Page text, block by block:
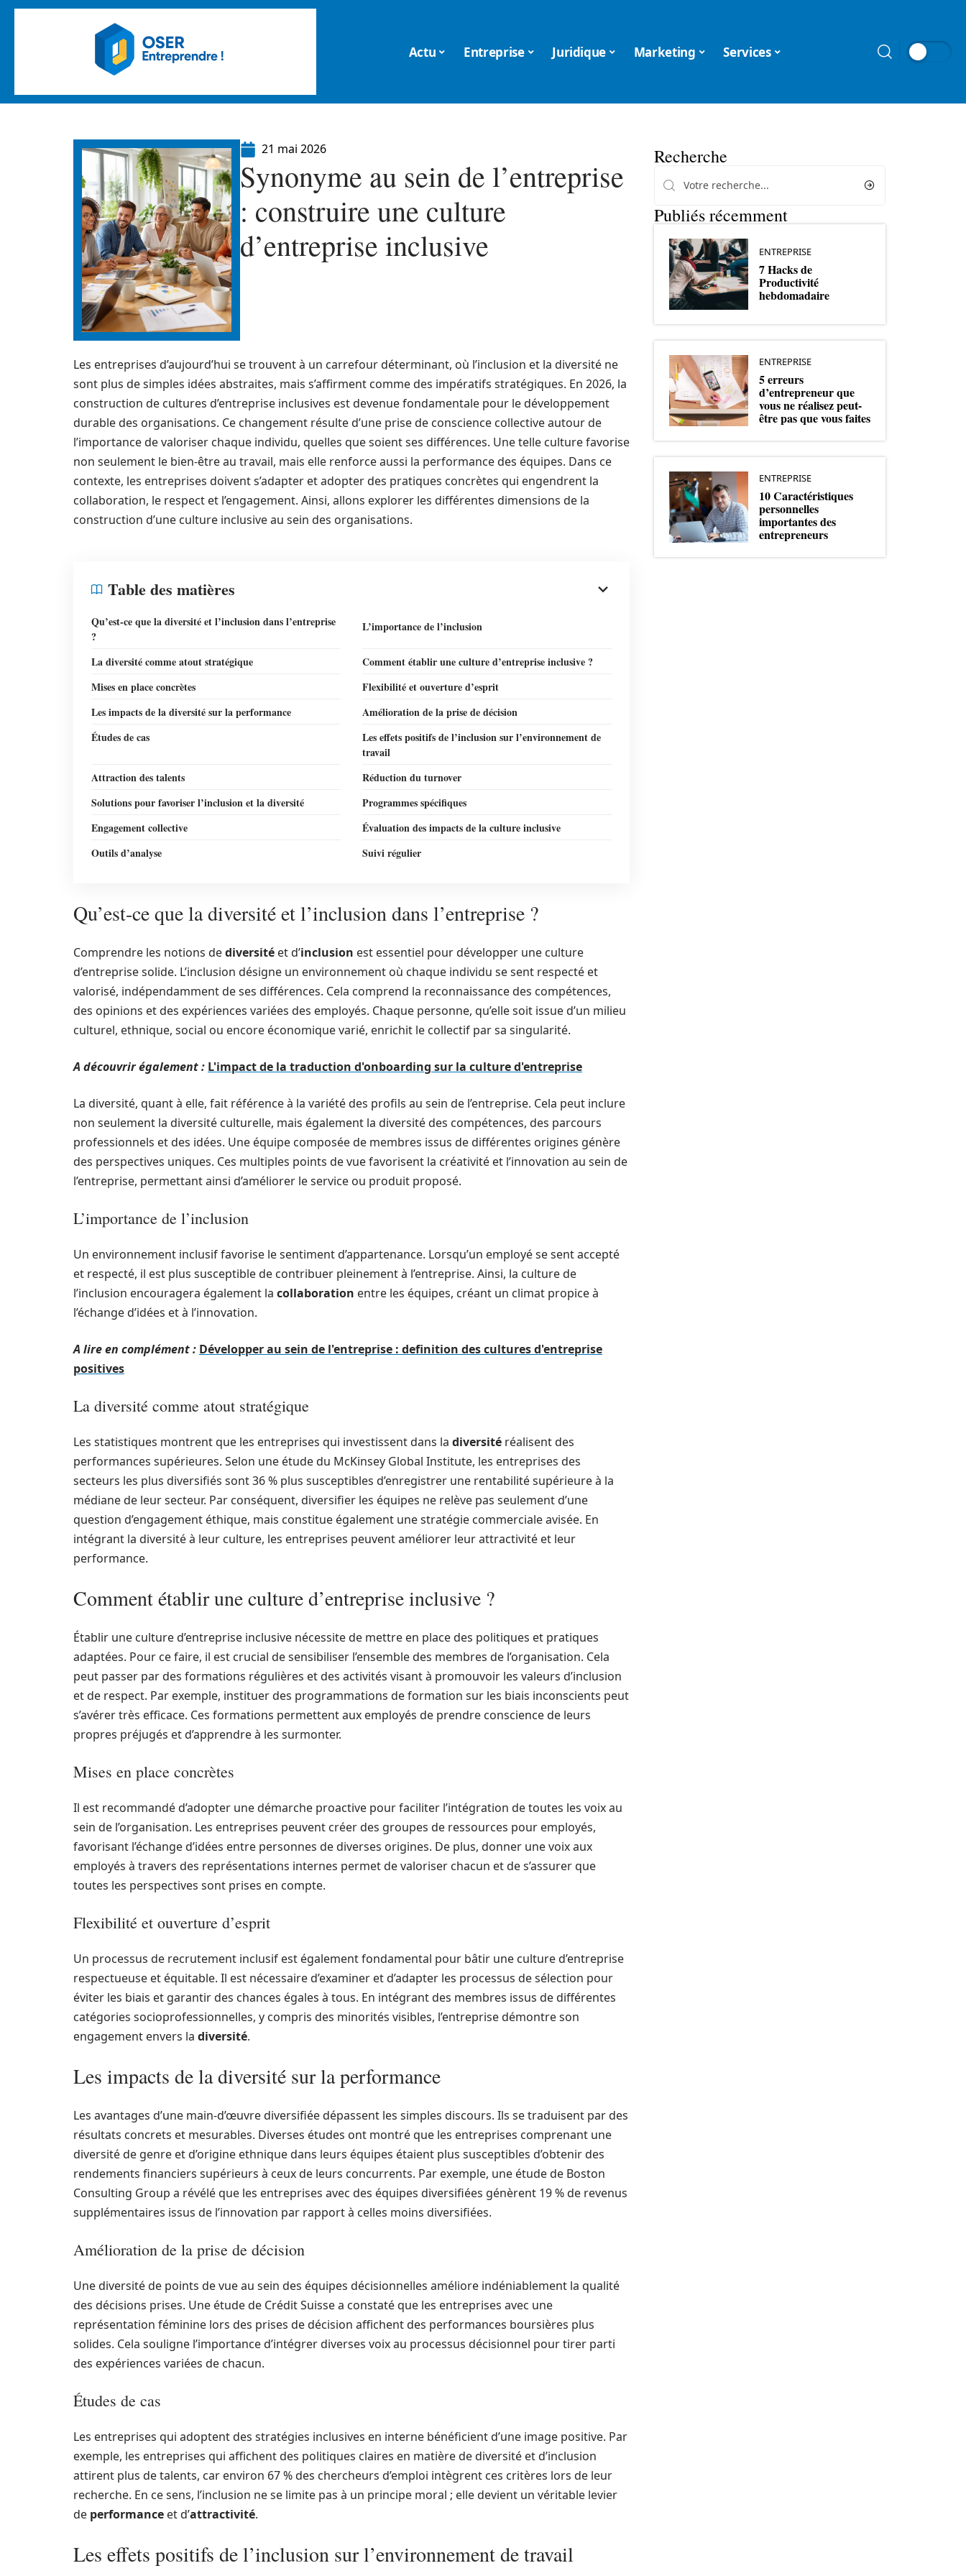
Actu Entreprise Juridique Marketing Services
21 mai 2026
Synonyme au sein de l’entreprise
: construire une culture
d’entreprise inclusive
Les entreprises d’aujourd’hui se trouvent à un carrefour déterminant, où l’inclusion et la diversité ne
sont plus de simples idées abstraites, mais s’affirment comme des impératifs stratégiques. En 2026, la
construction de cultures d’entreprise inclusives est devenue fondamentale pour le développement
durable des organisations. Ce changement résulte d’une prise de conscience collective autour de
l’importance de valoriser chaque individu, quelles que soient ses différences. Une telle culture favorise
non seulement le bien-être au travail, mais elle renforce aussi la performance des équipes. Dans ce
contexte, les entreprises doivent s’adapter et adopter des pratiques concrètes qui engendrent la
collaboration, le respect et l’engagement. Ainsi, allons explorer les différentes dimensions de la
construction d’une culture inclusive au sein des organisations.
Table des matières
Qu’est-ce que la diversité et l’inclusion dans l’entreprise
?
L’importance de l’inclusion
La diversité comme atout stratégique
Comment établir une culture d’entreprise inclusive ?
Mises en place concrètes
Flexibilité et ouverture d’esprit
Les impacts de la diversité sur la performance
Amélioration de la prise de décision
Études de cas
Les effets positifs de l’inclusion sur l’environnement de
travail
Attraction des talents
Réduction du turnover
Solutions pour favoriser l’inclusion et la diversité
Programmes spécifiques
Engagement collective
Évaluation des impacts de la culture inclusive
Outils d’analyse
Suivi régulier
Qu’est-ce que la diversité et l’inclusion dans l’entreprise ?
Comprendre les notions dediversité et d’inclusion est essentiel pour développer une culture
d’entreprise solide. L’inclusion désigne un environnement où chaque individu se sent respecté et
valorisé, indépendamment de ses différences. Cela comprend la reconnaissance des compétences,
des opinions et des expériences variées des employés. Chaque personne, qu’elle soit issue d’un milieu
culturel, ethnique, social ou encore économique varié, enrichit le collectif par sa singularité.
A découvrir également : L'impact de la traduction d'onboarding sur la culture d'entreprise
La diversité, quant à elle, fait référence à la variété des profils au sein de l’entreprise. Cela peut inclure
non seulement la diversité culturelle, mais également la diversité des compétences, des parcours
professionnels et des idées. Une équipe composée de membres issus de différentes origines génère
des perspectives uniques. Ces multiples points de vue favorisent la créativité et l’innovation au sein de
l’entreprise, permettant ainsi d’améliorer le service ou produit proposé.
L’importance de l’inclusion
Un environnement inclusif favorise le sentiment d’appartenance. Lorsqu’un employé se sent accepté
et respecté, il est plus susceptible de contribuer pleinement à l’entreprise. Ainsi, la culture de
l’inclusion encouragera également la collaboration entre les équipes, créant un climat propice à
l’échange d’idées et à l’innovation.
A lire en complément : Développer au sein de l'entreprise : definition des cultures d'entreprise
positives
La diversité comme atout stratégique
Les statistiques montrent que les entreprises qui investissent dans la diversité réalisent des
performances supérieures. Selon une étude du McKinsey Global Institute, les entreprises des
secteurs les plus diversifiés sont 36 % plus susceptibles d’enregistrer une rentabilité supérieure à la
médiane de leur secteur. Par conséquent, diversifier les équipes ne relève pas seulement d’une
question d’engagement éthique, mais constitue également une stratégie commerciale avisée. En
intégrant la diversité à leur culture, les entreprises peuvent améliorer leur attractivité et leur
performance.
Comment établir une culture d’entreprise inclusive ?
Établir une culture d’entreprise inclusive nécessite de mettre en place des politiques et pratiques
adaptées. Pour ce faire, il est crucial de sensibiliser l’ensemble des membres de l’organisation. Cela
peut passer par des formations régulières et des activités visant à promouvoir les valeurs d’inclusion
et de respect. Par exemple, instituer des programmations de formation sur les biais inconscients peut
s’avérer très efficace. Ces formations permettent aux employés de prendre conscience de leurs
propres préjugés et d’apprendre à les surmonter.
Mises en place concrètes
Il est recommandé d’adopter une démarche proactive pour faciliter l’intégration de toutes les voix au
sein de l’organisation. Les entreprises peuvent créer des groupes de ressources pour employés,
favorisant l’échange d’idées entre personnes de diverses origines. De plus, donner une voix aux
employés à travers des représentations internes permet de valoriser chacun et de s’assurer que
toutes les perspectives sont prises en compte.
Flexibilité et ouverture d’esprit
Un processus de recrutement inclusif est également fondamental pour bâtir une culture d’entreprise
respectueuse et équitable. Il est nécessaire d’examiner et d’adapter les processus de sélection pour
éviter les biais et garantir des chances égales à tous. En intégrant des membres issus de différentes
catégories socioprofessionnelles, y compris des minorités visibles, l’entreprise démontre son
engagement envers la diversité.
Les impacts de la diversité sur la performance
Les avantages d’une main-d’œuvre diversifiée dépassent les simples discours. Ils se traduisent par des
résultats concrets et mesurables. Diverses études ont montré que les entreprises comprenant une
diversité de genre et d’origine ethnique dans leurs équipes étaient plus susceptibles d’obtenir des
rendements financiers supérieurs à ceux de leurs concurrents. Par exemple, une étude de Boston
Consulting Group a révélé que les entreprises avec des équipes diversifiées génèrent 19 % de revenus
supplémentaires issus de l’innovation par rapport à celles moins diversifiées.
Amélioration de la prise de décision
Une diversité de points de vue au sein des équipes décisionnelles améliore indéniablement la qualité
des décisions prises. Une étude de Crédit Suisse a constaté que les entreprises avec une
représentation féminine lors des prises de décision affichent des performances boursières plus
solides. Cela souligne l’importance d’intégrer diverses voix au processus décisionnel pour tirer parti
des expériences variées de chacun.
Études de cas
Les entreprises qui adoptent des stratégies inclusives en interne bénéficient d’une image positive. Par
exemple, les entreprises qui affichent des politiques claires en matière de diversité et d’inclusion
attirent plus de talents, car environ 67 % des chercheurs d’emploi intègrent ces critères lors de leur
recherche. En ce sens, l’inclusion ne se limite pas à un principe moral ; elle devient un véritable levier
de performance et d’attractivité.
Les effets positifs de l’inclusion sur l’environnement de travail
Recherche
Publiés récemment
ENTREPRISE
7 Hacks de
Productivité
hebdomadaire
ENTREPRISE
5 erreurs
d’entrepreneur que
vous ne réalisez peut-
être pas que vous faites
ENTREPRISE
10 Caractéristiques
personnelles
importantes des
entrepreneurs